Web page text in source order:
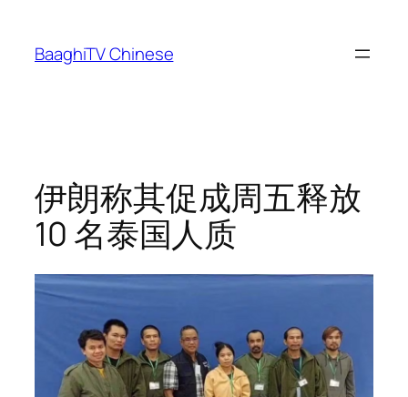
content
BaaghiTV Chinese
伊朗称其促成周五释放
10 名泰国人质